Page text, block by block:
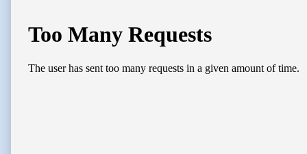
Sidebar